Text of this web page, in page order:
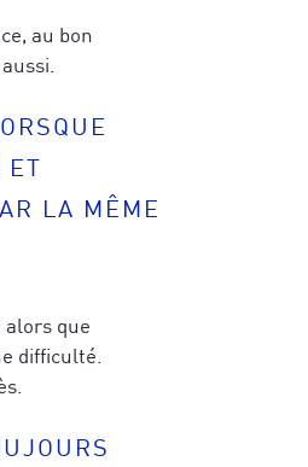
au bon
ET
LA MÊME
que
difficulté.